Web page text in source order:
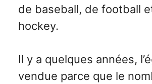
de baseball, de football
hockey.
Il y a quelques années,
vendue parce que le